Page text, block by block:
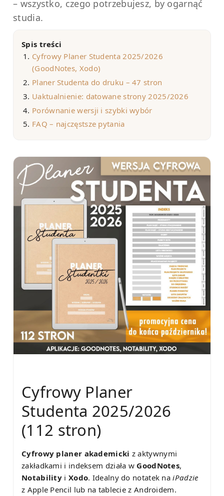
– wszystko, czego potrzebujesz, by ogarnąć
studia.
Spis treści
Cyfrowy Planer Studenta 2025/2026
(GoodNotes, Xodo)
Planer Studenta do druku – 47 stron
Uaktualnienie: datowane strony 2025/2026
Porównanie wersji i szybki wybór
FAQ – najczęstsze pytania
Cyfrowy Planer
Studenta 2025/2026
(112 stron)
Cyfrowy planer akademicki z aktywnymi
zakładkami i indeksem działa w GoodNotes,
Notability i Xodo. Idealny do notatek naiPadzie
z Apple Pencil lub na tablecie z Androidem.